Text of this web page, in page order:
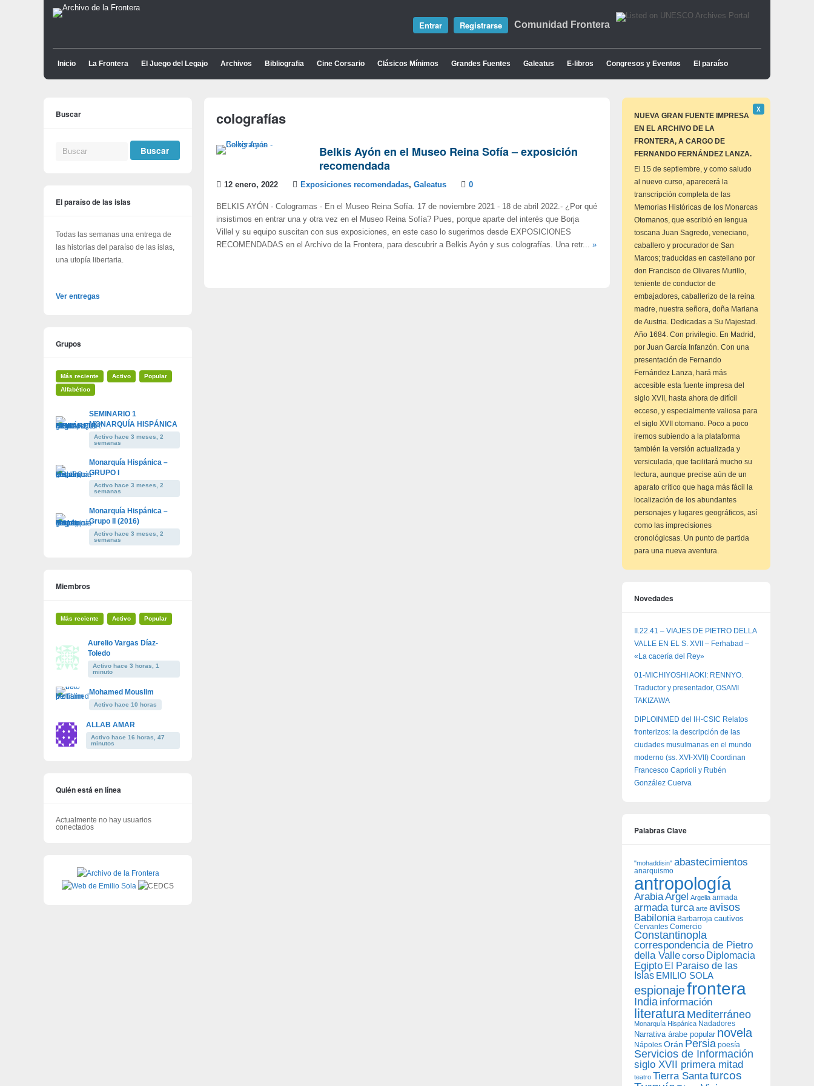
Comunidad Frontera
Entrar Registrarse
Inicio La Frontera El Juego del Legajo Archivos Bibliografia Cine Corsario Clásicos Mínimos Grandes Fuentes Galeatus E-libros Congresos y Eventos El paraíso
colografías
Belkis Ayón en el Museo Reina Sofía – exposición
recomendada
12 enero, 2022 Exposiciones recomendadas, Galeatus 0
BELKIS AYÓN - Cologramas - En el Museo Reina Sofía. 17 de noviembre 2021 - 18 de abril 2022.- ¿Por qué
insistimos en entrar una y otra vez en el Museo Reina Sofía? Pues, porque aparte del interés que Borja
Villel y su equipo suscitan con sus exposiciones, en este caso lo sugerimos desde EXPOSICIONES
RECOMENDADAS en el Archivo de la Frontera, para descubrir a Belkis Ayón y sus colografías. Una retr... »
Buscar
El paraíso de las islas
Todas las semanas una entrega de
las historias del paraíso de las islas,
una utopía libertaria.
Ver entregas
Grupos
Más reciente Activo
Popular
Alfabético
SEMINARIO 1
MONARQUÍA HISPÁNICA
Activo hace 3 meses, 2
semanas
Monarquía Hispánica –
GRUPO I
Activo hace 3 meses, 2
semanas
Monarquía Hispánica –
Grupo II (2016)
Activo hace 3 meses, 2
semanas
Miembros
Más reciente Activo Popular
Aurelio Vargas Díaz-
Toledo
Activo hace 3 horas, 1
minuto
Mohamed Mouslim
Activo hace 10 horas
ALLAB AMAR
Activo hace 16 horas, 47
minutos
Quién está en línea
Actualmente no hay usuarios
conectados
NUEVA GRAN FUENTE IMPRESA
EN EL ARCHIVO DE LA
FRONTERA, A CARGO DE
FERNANDO FERNÁNDEZ LANZA.
Descartar
este
Χ
El 15 de septiembre, y como saludo
al nuevo curso, aparecerá la
transcripción completa de las
Memorias Históricas de los Monarcas
Otomanos, que escribió en lengua
toscana Juan Sagredo, veneciano,
caballero y procurador de San
Marcos; traducidas en castellano por
don Francisco de Olivares Murillo,
teniente de conductor de
embajadores, caballerizo de la reina
madre, nuestra señora, doña Mariana
de Austria. Dedicadas a Su Majestad.
Año 1684. Con privilegio. En Madrid,
por Juan García Infanzón. Con una
presentación de Fernando
Fernández Lanza, hará más
accesible esta fuente impresa del
siglo XVII, hasta ahora de difícil
ecceso, y especialmente valiosa para
el siglo XVII otomano. Poco a poco
iremos subiendo a la plataforma
también la versión actualizada y
versiculada, que facilitará mucho su
lectura, aunque precise aún de un
aparato crítico que haga más fácil la
localización de los abundantes
personajes y lugares geográficos, así
como las imprecisiones
cronológicsas. Un punto de partida
para una nueva aventura.
Novedades
II.22.41 – VIAJES DE PIETRO DELLA
VALLE EN EL S. XVII – Ferhabad –
«La cacería del Rey»
01-MICHIYOSHI AOKI: RENNYO.
Traductor y presentador, OSAMI
TAKIZAWA
DIPLOINMED del IH-CSIC Relatos
fronterizos: la descripción de las
ciudades musulmanas en el mundo
moderno (ss. XVI-XVII) Coordinan
Francesco Caprioli y Rubén
González Cuerva
Palabras Clave
"mohaddisin" abastecimientos
anarquismo
antropología
ArabiaArgel Argelia armada
armada turca arte avisos
Babilonia Barbarroja cautivos
Cervantes Comercio
Constantinopla
correspondencia de Pietro
della Vallecorso Diplomacia
Egipto El Paraiso de las
Islas EMILIO SOLA
espionajefrontera
India información
literatura Mediterráneo
Monarquía Hispánica Nadadores
Narrativa árabe popular novela
Nápoles Orán Persia poesía
Servicios de Información
siglo XVII primera mitad
teatro Tierra Santaturcos